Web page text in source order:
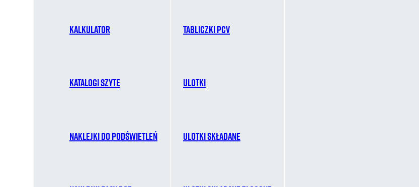
Kalkulator
Katalogi szyte
Naklejki do podświetleń
Tabliczki PCV
Ulotki
Ulotki składane